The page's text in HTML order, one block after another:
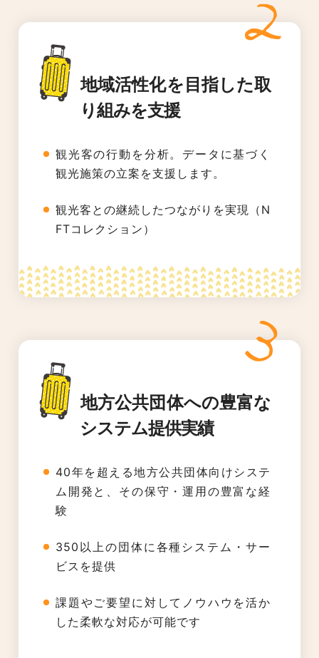
地域活性化を目指した取
り組みを支援
観光客の行動を分析。データに基づく
観光施策の立案を支援します。
観光客との継続したつながりを実現（N
FTコレクション）
地方公共団体への豊富な
システム提供実績
40年を超える地方公共団体向けシステ
ム開発と、その保守・運用の豊富な経
験
350以上の団体に各種システム・サー
ビスを提供
課題やご要望に対してノウハウを活か
した柔軟な対応が可能です